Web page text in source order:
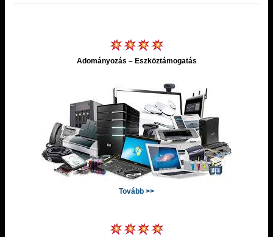
Adományozás – Eszköztámogatás
Tovább >>